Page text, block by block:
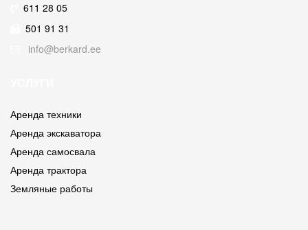
611 28 05
501 91 31
info@berkard.ee
Аренда техники
Аренда экскаватора
Аренда самосвала
Аренда трактора
Земляные работы